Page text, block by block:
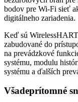
bodov pre Wi-Fi sieť
digitálneho zariadenia.
Keď sú
zabudované do
na prevádzkové
systému, modulu
systému a ďalších
Všadeprítomné